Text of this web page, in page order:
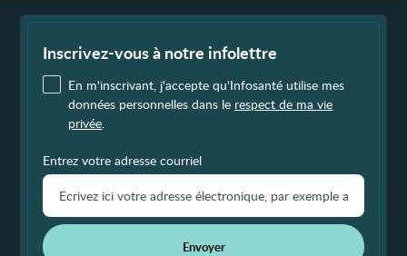
Inscrivez-vous à notre infolettre
En m'inscrivant, j'accepte qu'Infosanté utilise mes
données personnelles dans le respect de ma vie
privée
Entrez votre adresse courriel
Envoyer